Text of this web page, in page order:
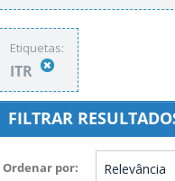
Etiquetas:
ITR
FILTRAR
Ordenar por